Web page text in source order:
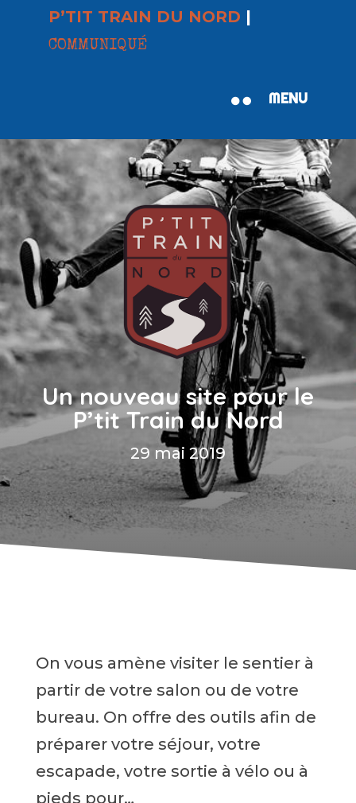
P’TIT TRAIN DU NORD |
COMMUNIQUÉ
 MENU
Un nouveau site pour le
P’tit Train du Nord
29 mai 2019
On vous amène visiter le sentier à
partir de votre salon ou de votre
bureau. On offre des outils afin de
préparer votre séjour, votre
escapade, votre sortie à vélo ou à
pieds pour…